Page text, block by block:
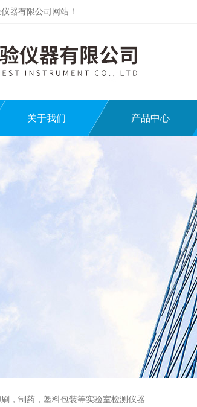
器有限公司网站！
关于我们 产品中心
，制药，塑料包装等实验室检测仪器